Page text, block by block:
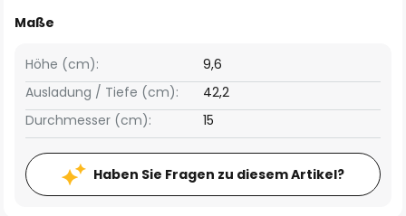
Maße
Höhe (cm):
9,6
Ausladung / Tiefe (cm):
42,2
Durchmesser (cm):
15
Haben Sie Fragen zu diesem Artikel?